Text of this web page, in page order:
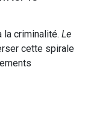
criminalité. Le
cette spirale